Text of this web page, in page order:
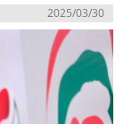
2025/03/30